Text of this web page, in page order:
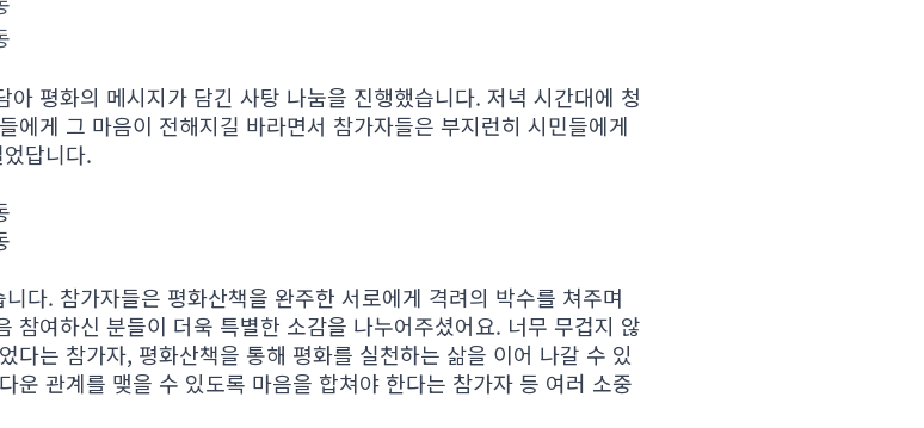
평화의 메시지가 담긴 사탕 나눔을 진행했습니다. 저녁 시간대에 청
에게 그 마음이 전해지길 바라면서 참가자들은 부지런히 시민들에게
답니다.
다. 참가자들은 평화산책을 완주한 서로에게 격려의 박수를 쳐주며
참여하신 분들이 더욱 특별한 소감을 나누어주셨어요. 너무 무겁지 않
다는 참가자, 평화산책을 통해 평화를 실천하는 삶을 이어 나갈 수 있
운 관계를 맺을 수 있도록 마음을 합쳐야 한다는 참가자 등 여러 소중